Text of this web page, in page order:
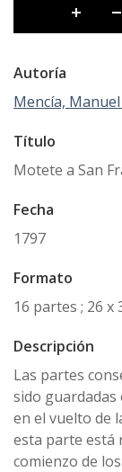
Autoría
Mencía,
Título
Motete a San
Fecha
1797
Formato
16 partes ; 26 x
Descripción
Las partes
sido
en el vuelto de
esta parte está
comienzo de